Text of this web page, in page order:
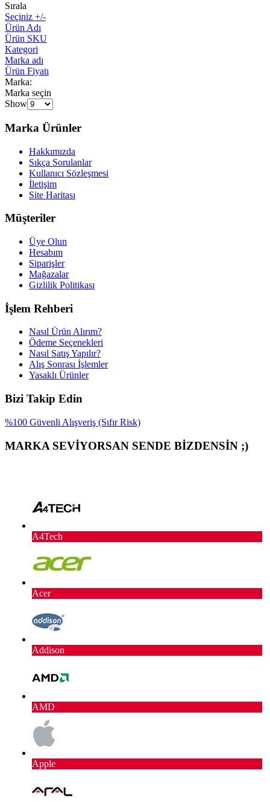
Sırala
Seçiniz +/-
Ürün Adı
Ürün SKU
Kategori
Marka adı
Ürün Fiyatı
Marka:
Marka seçin
Show
Marka Ürünler
Hakkımızda
Sıkça Sorulanlar
Kullanıcı Sözleşmesi
İletişim
Site Haritası
Müşteriler
Üye Olun
Hesabım
Siparişler
Mağazalar
Gizlilik Politikası
İşlem Rehberi
Nasıl Ürün Alırım?
Ödeme Seçenekleri
Nasıl Satış Yapılır?
Alış Sonrası İşlemler
Yasaklı Ürünler
Bizi Takip Edin
%100 Güvenli Alışveriş (Sıfır Risk)
MARKA SEVİYORSAN SENDE BİZDENSİN ;)
A4Tech
Acer
Addison
AMD
Apple